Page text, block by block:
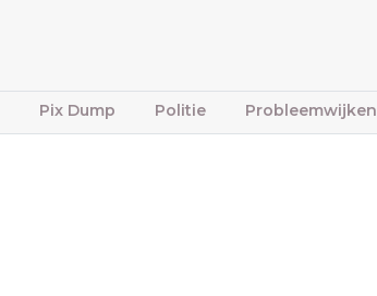
Pix Dump Politie Probleemwijken